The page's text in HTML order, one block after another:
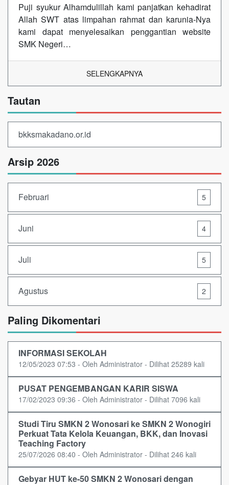
Puji syukur Alhamdulillah kami panjatkan kehadirat
Allah SWT atas limpahan rahmat dan karunia-Nya
kami dapat menyelesaikan penggantian website
SMK Negeri…
SELENGKAPNYA
Tautan
bkksmakadano.or.id
Arsip 2026
Februari 5
Juni 4
Juli 5
Agustus 2
Paling Dikomentari
INFORMASI SEKOLAH
12/05/2023 07:53 - Oleh Administrator - Dilihat 25289 kali
PUSAT PENGEMBANGAN KARIR SISWA
17/02/2023 09:36 - Oleh Administrator - Dilihat 7096 kali
Studi Tiru SMKN 2 Wonosari ke SMKN 2 Wonogiri
Perkuat Tata Kelola Keuangan, BKK, dan Inovasi
Teaching Factory
25/07/2026 08:40 - Oleh Administrator - Dilihat 246 kali
Gebyar HUT ke-50 SMKN 2 Wonosari dengan